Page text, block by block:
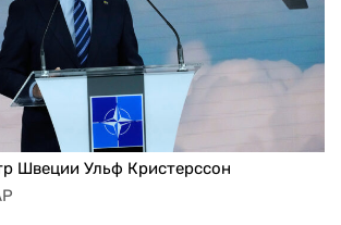
Швеции Ульф Кристерссон